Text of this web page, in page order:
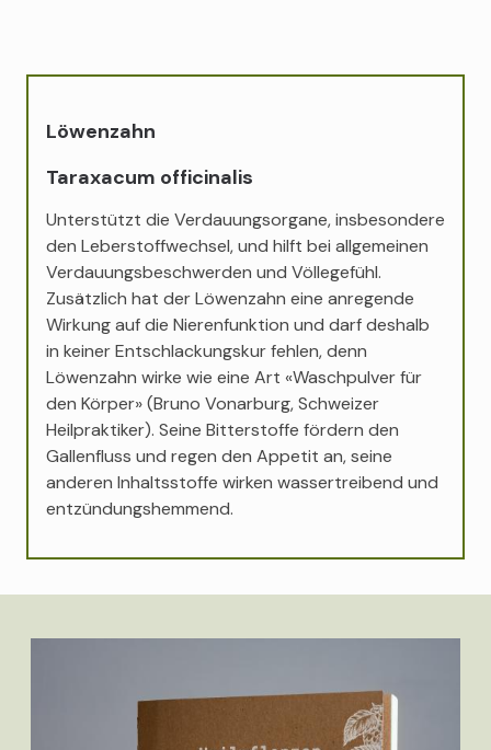
Löwenzahn
Taraxacum officinalis
Unterstützt die Verdauungsorgane, insbesondere
den Leberstoffwechsel, und hilft bei allgemeinen
Verdauungsbeschwerden und Völlegefühl.
Zusätzlich hat der Löwenzahn eine anregende
Wirkung auf die Nierenfunktion und darf deshalb
in keiner Entschlackungskur fehlen, denn
Löwenzahn wirke wie eine Art «Waschpulver für
den Körper» (Bruno Vonarburg, Schweizer
Heilpraktiker). Seine Bitterstoffe fördern den
Gallenfluss und regen den Appetit an, seine
anderen Inhaltsstoffe wirken wassertreibend und
entzündungshemmend.